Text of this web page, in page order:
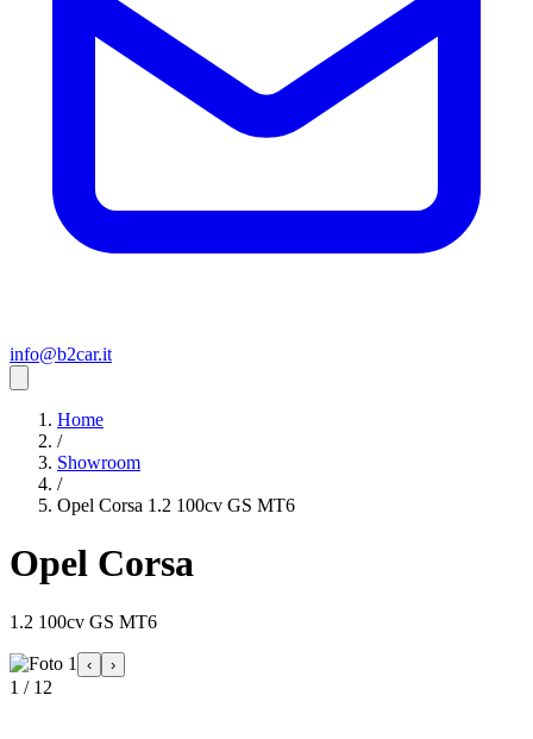
info@b2car.it
Home
/
Showroom
/
Opel Corsa 1.2 100cv GS MT6
Opel Corsa
1.2 100cv GS MT6
‹ ›
1 / 12